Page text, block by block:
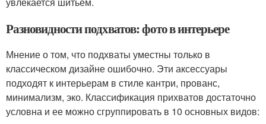
Разновидности подхватов: фото в интерьере
Мнение о том, что подхваты уместны только в
классическом дизайне ошибочно. Эти аксессуары
подходят к интерьерам в стиле кантри, прованс,
минимализм, эко. Классификация прихватов достаточно
условна и ее можно сгруппировать в 10 основных видов: